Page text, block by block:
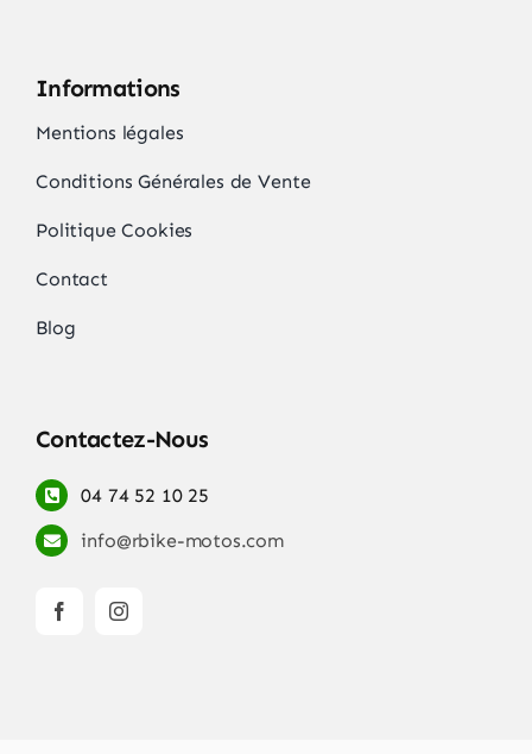
Informations
Mentions légales
Conditions Générales de Vente
Politique Cookies
Contact
Blog
Contactez-Nous
04 74 52 10 25
info@rbike-motos.com